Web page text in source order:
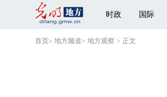
时政 国际
首页 > 地方频道> 地方观察 > 正文